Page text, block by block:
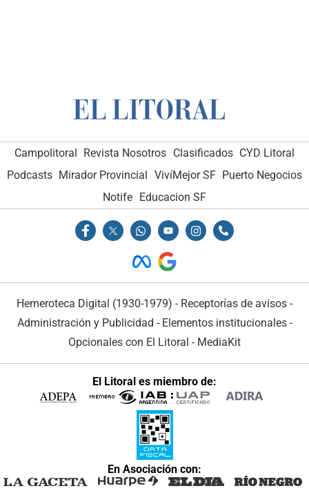
Campolitoral Revista Nosotros Clasificados CYD Litoral
Podcasts Mirador Provincial VivíMejor SF Puerto Negocios
Notife Educacion SF
Hemeroteca Digital (1930-1979) - Receptorías de avisos -
Administración y Publicidad - Elementos institucionales-
Opcionales con El Litoral - MediaKit
El Litoral es miembro de:
En Asociación con: